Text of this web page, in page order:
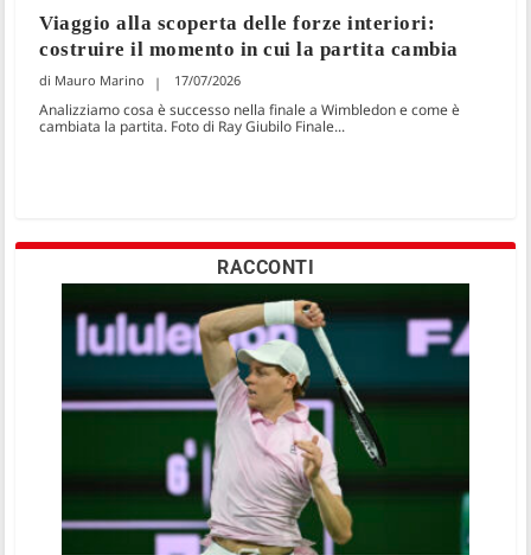
Viaggio alla scoperta delle forze interiori:
costruire il momento in cui la partita cambia
Mauro Marino 17/07/2026
Analizziamo cosa è successo nella finale a Wimbledon e come è
cambiata la partita. Foto di Ray Giubilo Finale...
RACCONTI